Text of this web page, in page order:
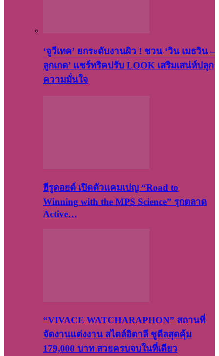
‘จูวีเทค’ ยกระดับงานผิว ! ชวน ‘วิน เมธวิน –
ลูกเกด’ แชร์ทริคปรับ LOOK เสริมเสน่ห์ปลุก
ความมั่นใจ
ฮีรูดอยด์ เปิดตัวแคมเปญ “Road to
Winning with the MPS Science” รุกตลาด
Active…
“VIVACE WATCHARAPHON” สถานที่
จัดงานแต่งงาน สไตล์อิตาลี ชูดีลสุดคุ้ม
179,000 บาท สวยครบจบในที่เดียว